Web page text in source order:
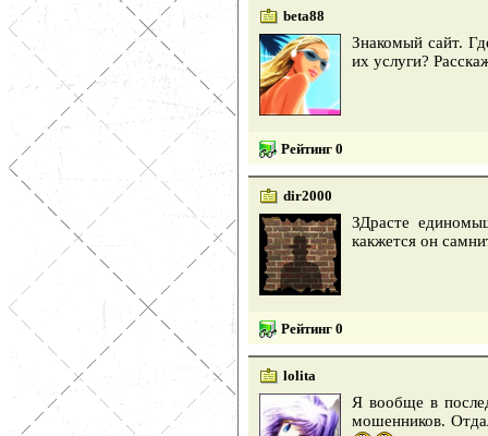
beta88
Знакомый сайт.
их услуги?
Рейтинг 0
dir2000
ЗДрасте
какжется он
Рейтинг 0
lolita
Я вообще в
мошенников.